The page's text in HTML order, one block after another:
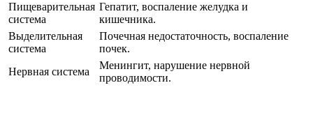
Пищеварительная
система
Гепатит, воспаление желудка и
кишечника.
Выделительная
система
Почечная недостаточность, воспаление
почек.
Нервная система
Менингит, нарушение нервной
проводимости.